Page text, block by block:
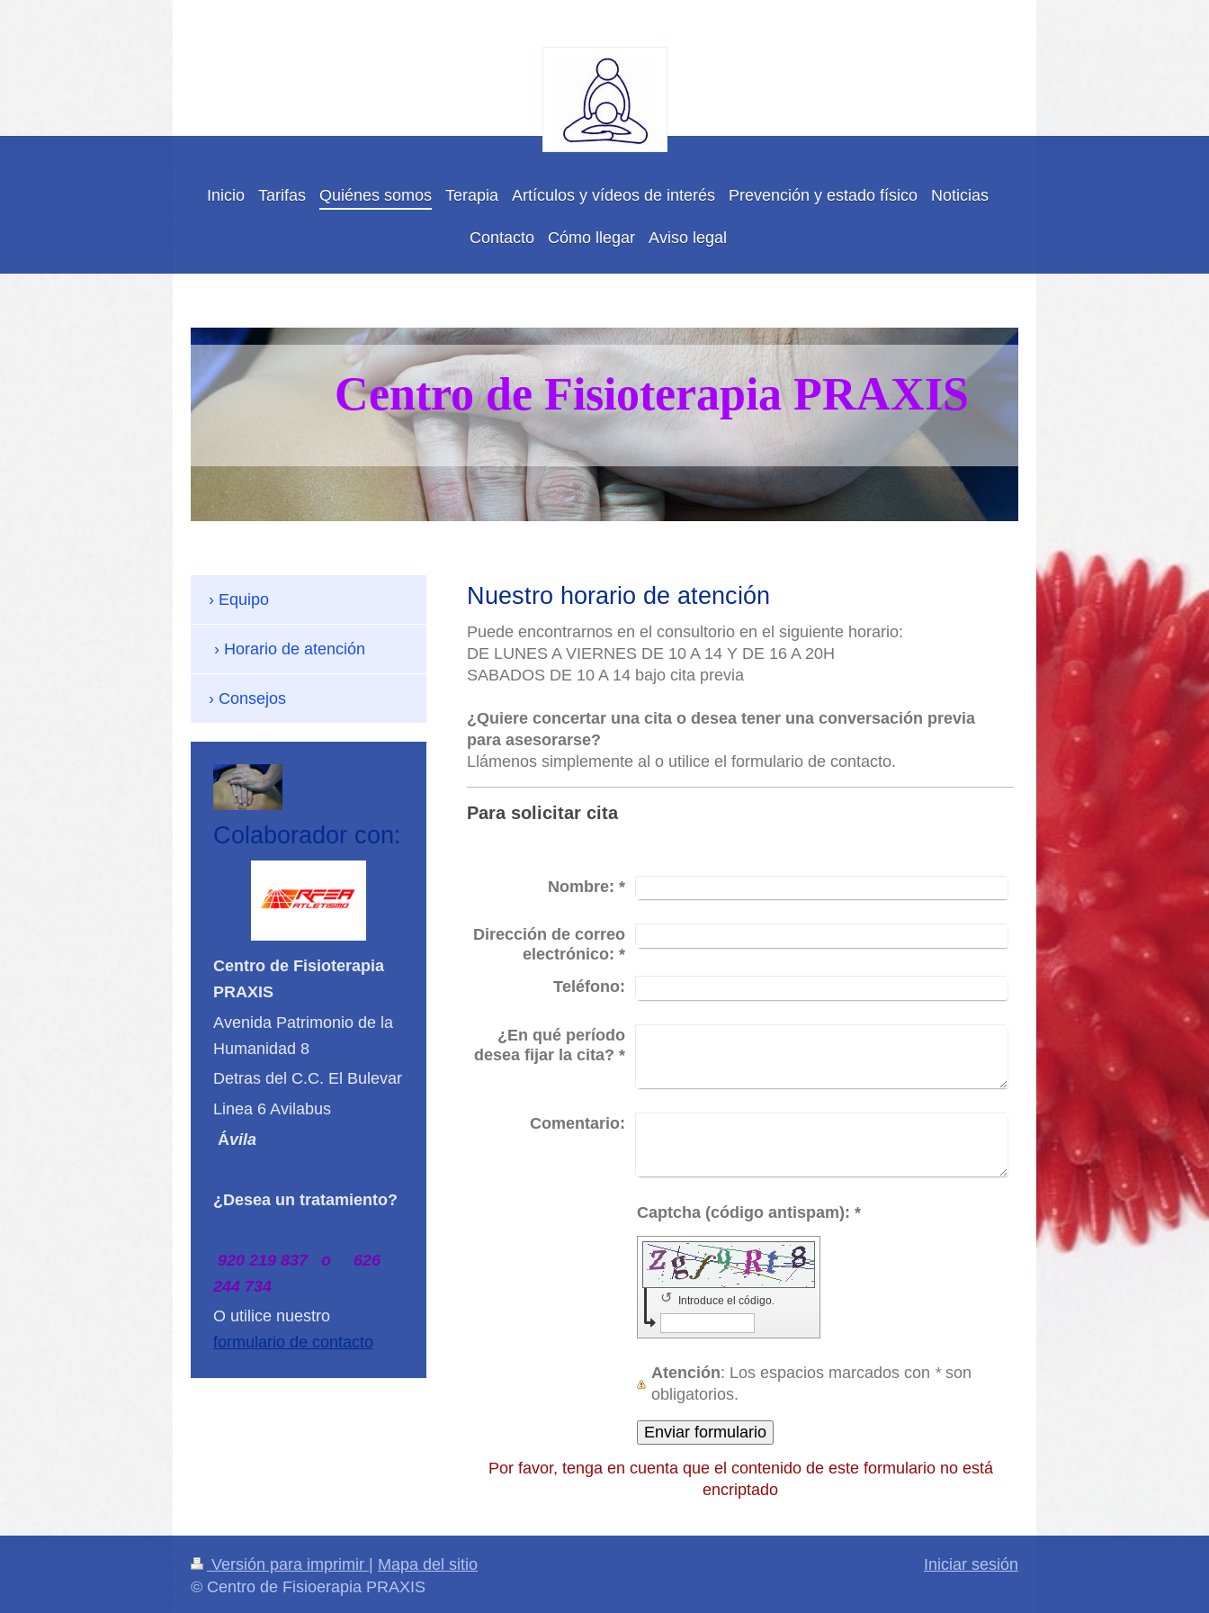
Inicio Tarifas Quiénes somos Terapia Artículos y vídeos de interés Prevención y estado físico Noticias
Contacto Cómo llegar Aviso legal
Centro de Fisioterapia PRAXIS
Nuestro horario de atención
Puede encontrarnos en el consultorio en el siguiente horario:
DE LUNES A VIERNES DE 10 A 14 Y DE 16 A 20H
SABADOS DE 10 A 14 bajo cita previa
¿Quiere concertar una cita o desea tener una conversación previa
para asesorarse?
Llámenos simplemente al o utilice el formulario de contacto.
Para solicitar cita
Nombre: *
Dirección de correo
electrónico: *
Teléfono:
¿En qué período
desea fijar la cita? *
Comentario:
Captcha (código antispam): *
Introduce el código.
↺
Atención : Los espacios marcados con *son
obligatorios.
Por favor, tenga en cuenta que el contenido de este formulario no está
encriptado
Equipo
Horario de atención
Consejos
Colaborador con:
Centro de Fisioterapia
PRAXIS
Avenida Patrimonio de la
Humanidad 8
Detras del C.C. El Bulevar
Linea 6 Avilabus
Ávila
¿Desea un tratamiento?
920 219 837 o 626
244 734
O utilice nuestro
formulario de contacto
Versión para imprimir | Mapa del sitio
© Centro de Fisioerapia PRAXIS
Iniciar sesión